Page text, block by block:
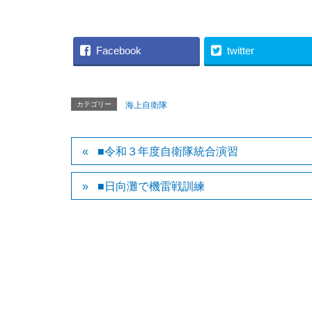
Facebook twitter
カテゴリー 海上自衛隊
■令和３年度自衛隊統合演習
■日向灘で機雷戦訓練